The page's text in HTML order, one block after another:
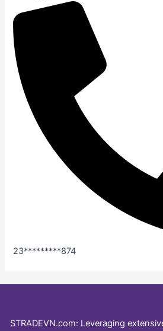
23*********874
STRADEVN.com: Leveraging